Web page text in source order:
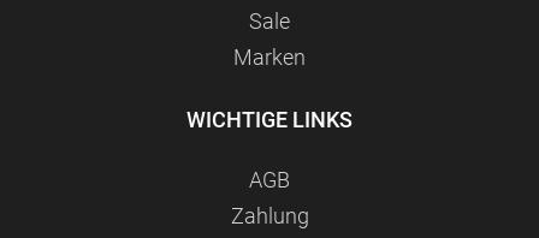
Sale
Marken
WICHTIGE LINKS
AGB
Zahlung